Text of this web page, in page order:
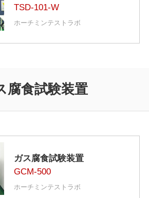
TSD-101-W
ホーチミンテストラボ
腐食試験装置
ガス腐食試験装置
GCM-500
ホーチミンテストラボ